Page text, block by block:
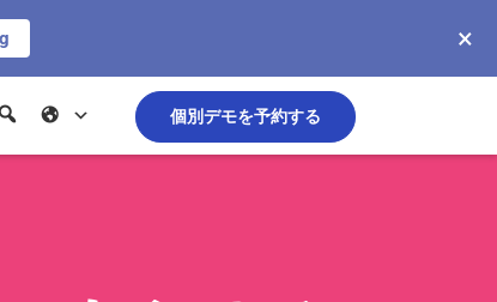
×
個別デモを予約する